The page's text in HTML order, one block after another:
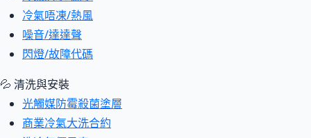
冷氣唔凍/熱風
噪音/達達聲
閃燈/故障代碼
💦 清洗與安裝
光觸媒防霉殺菌塗層
商業冷氣大洗合約